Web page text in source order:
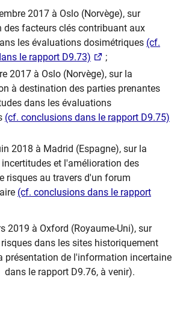
2017 à Oslo (Norvège), sur
des facteurs clés contribuant aux
les évaluations dosimétriques (cf.
le rapport D9.73)
;
2017 à Oslo (Norvège), sur la
à destination des parties prenantes
dans les évaluations
(cf. conclusions dans le rapport D9.75)
2018 à Madrid (Espagne), sur la
et l'amélioration des
risques au travers d'un forum
(cf. conclusions dans le rapport
2019 à Oxford (Royaume-Uni), sur
dans les sites historiquement
présentation de l'information incertaine
le rapport D9.76, à venir).